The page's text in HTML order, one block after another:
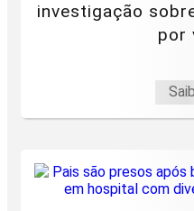
investigação
por